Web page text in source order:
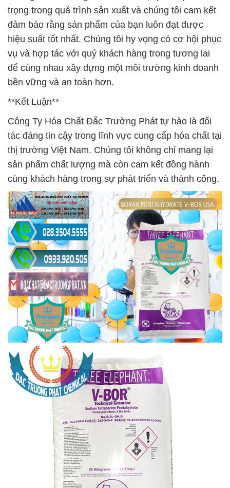
trọng trong quá trình sản xuất và chúng tôi cam kết
đảm bảo rằng sản phẩm của bạn luôn đạt được
hiệu suất tốt nhất. Chúng tôi hy vọng có cơ hội phục
vụ và hợp tác với quý khách hàng trong tương lai
để cùng nhau xây dựng một môi trường kinh doanh
bền vững và an toàn hơn.
**Kết Luận**
Công Ty Hóa Chất Đắc Trường Phát tự hào là đối
tác đáng tin cậy trong lĩnh vực cung cấp hóa chất tại
thị trường Việt Nam. Chúng tôi không chỉ mang lại
sản phẩm chất lượng mà còn cam kết đồng hành
cùng khách hàng trong sự phát triển và thành công.